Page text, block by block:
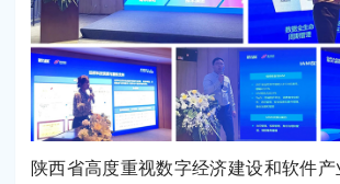
陕西省高度重视数字经济建设和软件